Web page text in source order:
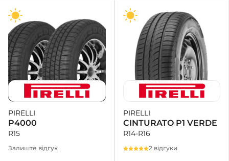
PIRELLI
P4000
R15
Залиште відгук
PIRELLI
CINTURATO P1 VERDE
R14-R16
2 відгуки